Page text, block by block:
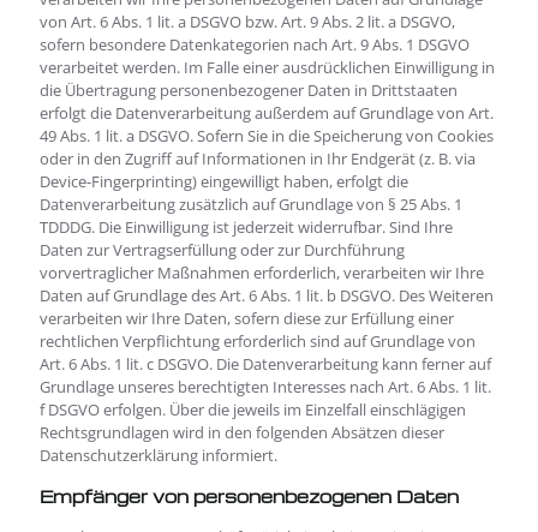
von Art. 6 Abs. 1 lit. a DSGVO bzw. Art. 9 Abs. 2 lit. a DSGVO,
sofern besondere Datenkategorien nach Art. 9 Abs. 1 DSGVO
verarbeitet werden. Im Falle einer ausdrücklichen Einwilligung in
die Übertragung personenbezogener Daten in Drittstaaten
erfolgt die Datenverarbeitung außerdem auf Grundlage von Art.
49 Abs. 1 lit. a DSGVO. Sofern Sie in die Speicherung von Cookies
oder in den Zugriff auf Informationen in Ihr Endgerät (z. B. via
Device-Fingerprinting) eingewilligt haben, erfolgt die
Datenverarbeitung zusätzlich auf Grundlage von § 25 Abs. 1
TDDDG. Die Einwilligung ist jederzeit widerrufbar. Sind Ihre
Daten zur Vertragserfüllung oder zur Durchführung
vorvertraglicher Maßnahmen erforderlich, verarbeiten wir Ihre
Daten auf Grundlage des Art. 6 Abs. 1 lit. b DSGVO. Des Weiteren
verarbeiten wir Ihre Daten, sofern diese zur Erfüllung einer
rechtlichen Verpflichtung erforderlich sind auf Grundlage von
Art. 6 Abs. 1 lit. c DSGVO. Die Datenverarbeitung kann ferner auf
Grundlage unseres berechtigten Interesses nach Art. 6 Abs. 1 lit.
f DSGVO erfolgen. Über die jeweils im Einzelfall einschlägigen
Rechtsgrundlagen wird in den folgenden Absätzen dieser
Datenschutzerklärung informiert.
Empfänger von personenbezogenen Daten